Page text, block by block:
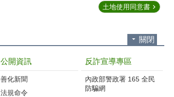
土地使用同意書
關閉
公開資訊
善化新聞
法規命令
反詐宣導專區
內政部警政署 165 全民
防騙網